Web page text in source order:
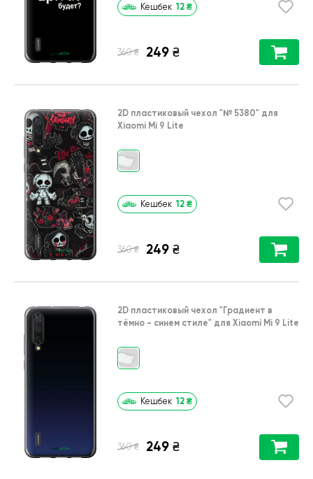
Кешбек 12 ₴
360 ₴ 249 ₴
2D пластиковый чехол "№ 5380" для
Xiaomi Mi 9 Lite
Кешбек 12 ₴
360 ₴ 249 ₴
2D пластиковый чехол "Градиент в
тёмно - синем стиле" для Xiaomi Mi 9 Lite
Кешбек 12 ₴
360 ₴ 249 ₴